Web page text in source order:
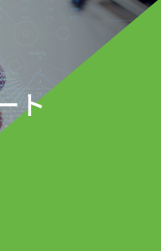
ト